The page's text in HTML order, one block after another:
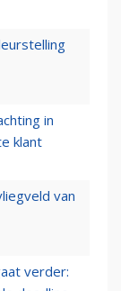
in
klant
van
verder: